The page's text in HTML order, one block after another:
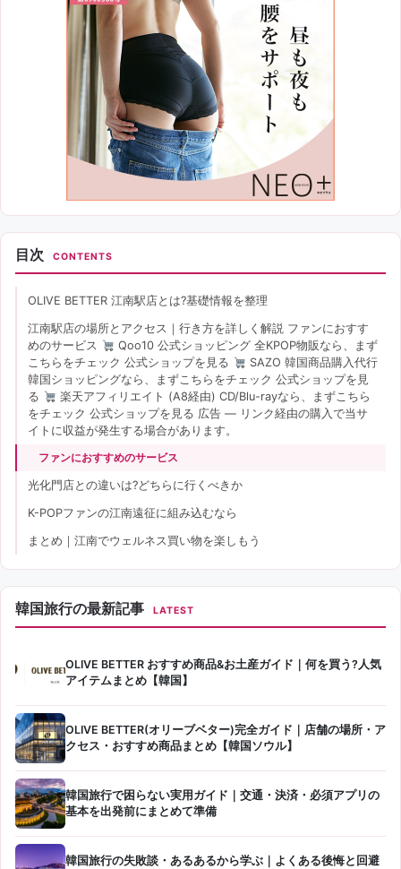
目次 CONTENTS
OLIVE BETTER 江南駅店とは?基礎情報を整理
江南駅店の場所とアクセス｜行き方を詳しく解説 ファンにおすす
めのサービス
Qoo10 公式ショッピング 全KPOP物販なら、まず
こちらをチェック 公式ショップを見る
SAZO 韓国商品購入代行
韓国ショッピングなら、まずこちらをチェック 公式ショップを見
る
楽天アフィリエイト (A8経由) CD/Blu-rayなら、まずこちら
をチェック 公式ショップを見る 広告 — リンク経由の購入で当サ
イトに収益が発生する場合があります。
ファンにおすすめのサービス
光化門店との違いは?どちらに行くべきか
K-POPファンの江南遠征に組み込むなら
まとめ｜江南でウェルネス買い物を楽しもう
韓国旅行の最新記事 LATEST
OLIVE BETTER おすすめ商品&お土産ガイド｜何を買う?人気
アイテムまとめ【韓国】
OLIVE BETTER(オリーブベター)完全ガイド｜店舗の場所・ア
クセス・おすすめ商品まとめ【韓国ソウル】
韓国旅行で困らない実用ガイド｜交通・決済・必須アプリの
基本を出発前にまとめて準備
韓国旅行の失敗談・あるあるから学ぶ｜よくある後悔と回避